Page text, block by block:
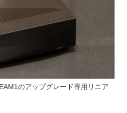
のアップグレード専用リニア